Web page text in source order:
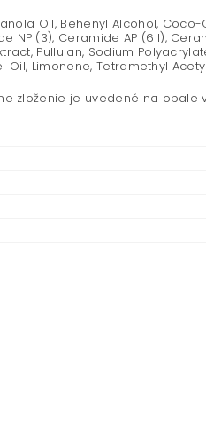
Oil, Behenyl Alcohol,
NP (3), Ceramide AP (6II),
Pullulan, Sodium
Oil, Limonene, Tetramethyl
zloženie je uvedené na obale